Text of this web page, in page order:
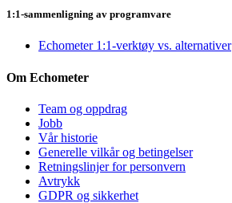
1:1-sammenligning av programvare
Echometer 1:1-verktøy vs. alternativer
Om Echometer
Team og oppdrag
Jobb
Vår historie
Generelle vilkår og betingelser
Retningslinjer for personvern
Avtrykk
GDPR og sikkerhet